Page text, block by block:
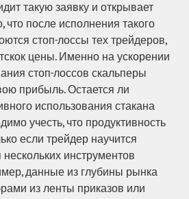
такую заявку и открывает
что после исполнения такого
стоп-лоссы тех трейдеров,
цены. Именно на ускорении
стоп-лоссов скальперы
прибыль. Остается ли
использования стакана
учесть, что продуктивность
если трейдер научится
инструментов
данные из глубины рынка
из ленты приказов или